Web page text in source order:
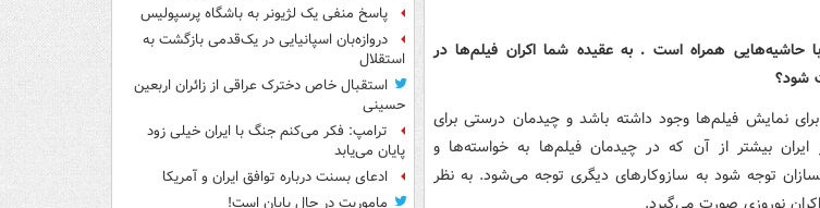
حاشیه‌هایی همراه است . به عقیده شما اکران فیلم‌ها در
شود؟
نمایش فیلم‌ها وجود داشته باشد و چیدمان درستی برای
ایران بیشتر از آن که در چیدمان فیلم‌ها به خواسته‌ها و
توجه شود به سازوکارهای دیگری توجه می‌شود. به نظر
نوروزی صورت می‌گیرد.
پاسخ منفی یک لژیونر به باشگاه پرسپولیس
دروازه‌بان اسپانیایی در یک‌قدمی بازگشت به
استقلال
استقبال خاص دخترک عراقی از زائران اربعین
حسینی
ترامپ: فکر می‌کنم جنگ با ایران خیلی زود
پایان می‌یابد
ادعای بسنت درباره توافق ایران و آمریکا
ماموریت در حال پایان است!